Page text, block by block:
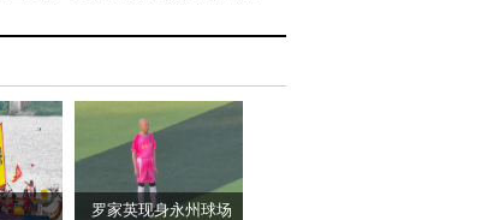
罗家英现身永州球场